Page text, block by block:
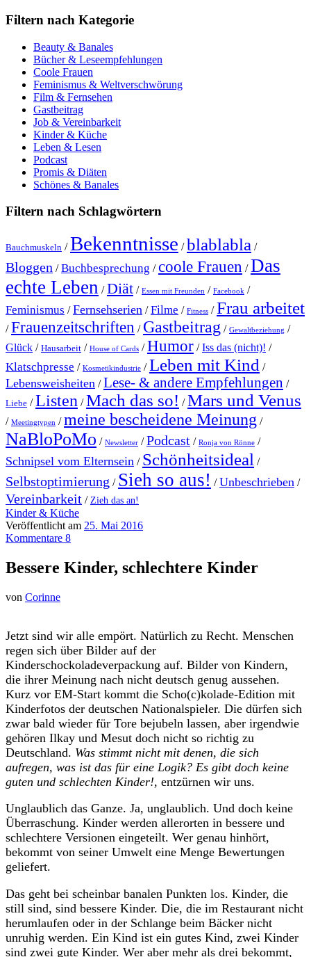
Filtern nach Kategorie
Beauty & Banales
Bücher & Leseempfehlungen
Coole Frauen
Feminismus & Weltverschwörung
Film & Fernsehen
Gastbeitrag
Job & Vereinbarkeit
Kinder & Küche
Leben & Lesen
Podcast
Promis & Diäten
Schönes & Banales
Filtern nach Schlagwörtern
Bauchmuskeln /Bekenntnisse /blablabla /
Bloggen /Buchbesprechung /coole Frauen /Das
echte Leben /Diät / Essen mit Freunden / Facebook /
Feminismus /Fernsehserien /Filme / Fitness /Frau arbeitet
/Frauenzeitschriften / Gastbeitrag / Gewaltbeziehung /
Glück / Hausarbeit / House of Cards /Humor /Iss das (nicht)! /
Klatschpresse / Kosmetikindustrie /Leben mit Kind /
Lebensweisheiten /Lese- & andere Empfehlungen /
Liebe /Listen /Mach das so! /Mars und Venus
/ Meetingtypen /meine bescheidene Meinung /
NaBloPoMo / Newsletter /Podcast / Ronja von Rönne /
Schnipsel vom Elternsein / Schönheitsideal /
Selbstoptimierung / Sieh so aus! /Unbeschrieben /
Vereinbarkeit / Zieh das an!
Kinder & Küche
Veröffentlicht am 25. Mai 2016
Kommentare 8
Bessere Kinder, schlechtere Kinder
von Corinne
Jetzt sind wir alle empört. Natürlich zu Recht. Menschen
regen sich über Bilder auf der
Kinderschockoladeverpackung auf. Bilder von Kindern,
die ihrer Meinung nach nicht deutsch genug aussehen.
Kurz vor EM-Start kommt die Scho(c)kolade-Edition mit
Kinderfotos der deutschen Nationalspieler. Die dürfen sich
zwar bald wieder für Tore bejubeln lassen, aber irgendwie
gehören Ilkay und Mesut doch nicht so richtig zu
Deutschland. Was stimmt nicht mit denen, die sich
aufregen, was ist das für eine Logik? Es gibt doch keine
guten und schlechten Kinder!, entzürnen wir uns.
Unglaublich das Ganze. Ja, unglaublich. Und doch keine
Überraschung. Kinder werden allerorten in bessere und
schlechtere Versionen eingeteilt. Wer genau hinhört,
bekommt von seiner Umwelt eine Menge Bewertungen
geliefert.
Das geht bei scheinbar banalen Punkten los. Kinder, die
still sind, sind bessere Kinder. Die, die im Restaurant nicht
herumlaufen oder in der Schlange beim Bäcker nicht
unruhig werden. Ein Kind ist ein gutes Kind, zwei Kinder
sind zwei gute Kinder. Wer aber mehr als drei bekommt,